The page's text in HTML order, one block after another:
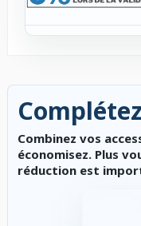
Combinez vos
économisez. Plus
réduction est